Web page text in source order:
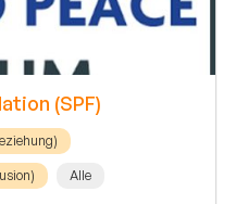
(SPF)
Alle